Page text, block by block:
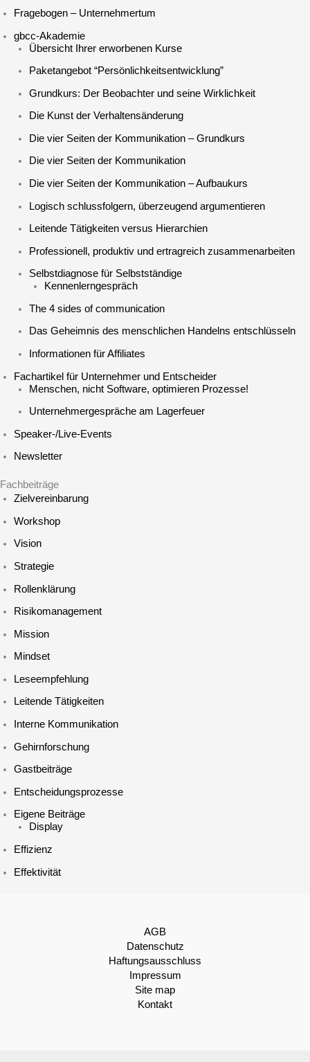
Fragebogen – Unternehmertum
gbcc-Akademie
Übersicht Ihrer erworbenen Kurse
Paketangebot “Persönlichkeitsentwicklung”
Grundkurs: Der Beobachter und seine Wirklichkeit
Die Kunst der Verhaltensänderung
Die vier Seiten der Kommunikation – Grundkurs
Die vier Seiten der Kommunikation
Die vier Seiten der Kommunikation – Aufbaukurs
Logisch schlussfolgern, überzeugend argumentieren
Leitende Tätigkeiten versus Hierarchien
Professionell, produktiv und ertragreich zusammenarbeiten
Selbstdiagnose für Selbstständige
Kennenlerngespräch
The 4 sides of communication
Das Geheimnis des menschlichen Handelns entschlüsseln
Informationen für Affiliates
Fachartikel für Unter­nehmer und Entscheider
Menschen, nicht Software, optimieren Prozesse!
Unternehmergespräche am Lagerfeuer
Speaker-/Live-Events
Newsletter
Fachbeiträge
Zielvereinbarung
Workshop
Vision
Strategie
Rollenklärung
Risikomanagement
Mission
Mindset
Leseempfehlung
Leitende Tätigkeiten
Interne Kommunikation
Gehirnforschung
Gastbeiträge
Entscheidungsprozesse
Eigene Beiträge
Display
Effizienz
Effektivität
AGB
Datenschutz
Haftungsausschluss
Impressum
Site map
Kontakt